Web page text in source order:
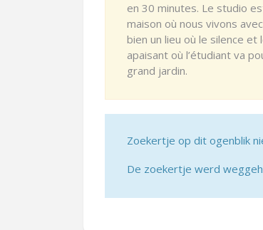
en 30 minutes. Le studio
maison où nous vivons
bien un lieu où le silence et
apaisant où l’étudiant va
grand jardin.
Zoekertje op dit ogenblik
De zoekertje werd